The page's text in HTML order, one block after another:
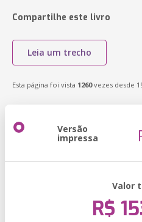
Compartilhe este livro
Leia um trecho
Esta página foi vista 1260vezes desde
Versão
impressa
Valor
R$